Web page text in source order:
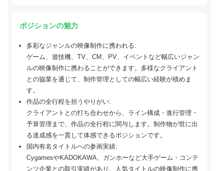
ポジションの魅力
多彩なジャンルの映像制作に携われる:
ゲーム、遊技機、TV、CM、PV、イベントなど幅広いジャン
ルの映像制作に携わることができます。多様なクライアント
との協業を通じて、制作管理としての幅広い経験が積めま
す。
作品の全行程を担うやりがい:
クライアントとの打ち合わせから、ライン構成・進行管理・
予算管理まで、作品の全行程に関与します。制作物が世に出
る達成感を一貫して体感できるポジションです。
国内有名タイトルへの参画実績:
CygamesやKADOKAWA、ガンホーなど大手ゲーム・コンテ
ンツ企業との取引実績があり、人気タイトルの映像制作に携